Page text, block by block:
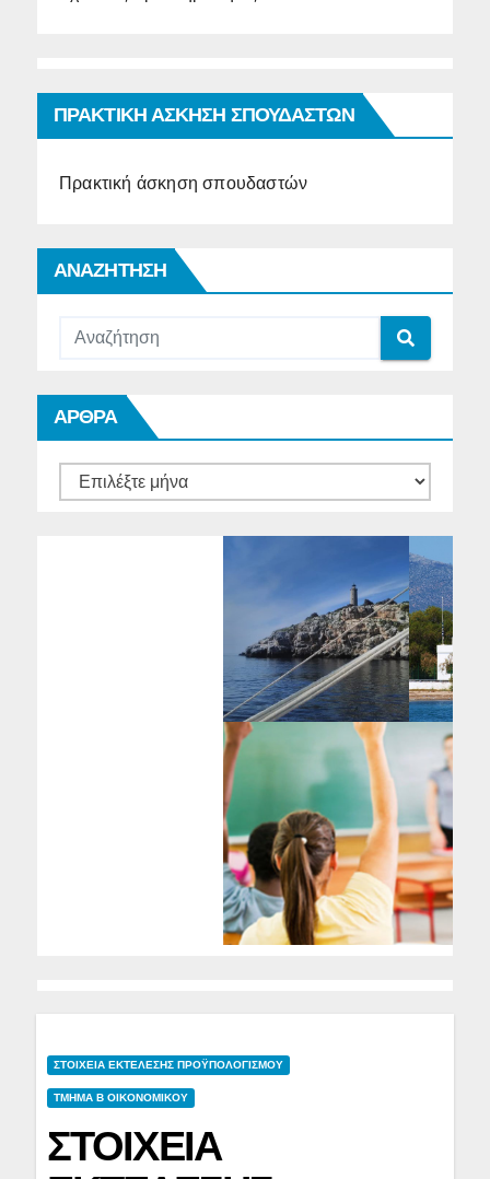
ΠΡΑΚΤΙΚΗ ΑΣΚΗΣΗ ΣΠΟΥΔΑΣΤΩΝ
Πρακτική άσκηση σπουδαστών
ΑΝΑΖΗΤΗΣΗ
ΑΡΘΡΑ
ΑΡΘΡΑ
ΣΤΟΙΧΕΙΑ ΕΚΤΕΛΕΣΗΣ ΠΡΟΫΠΟΛΟΓΙΣΜΟΥ
ΤΜΗΜΑ Β ΟΙΚΟΝΟΜΙΚΟΥ
ΣΤΟΙΧΕΙΑ